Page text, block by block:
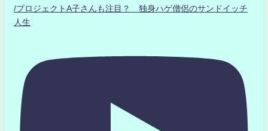
/プロジェクトA子さんも注目？ 独身ハゲ僧侶のサンドイッチ
人生